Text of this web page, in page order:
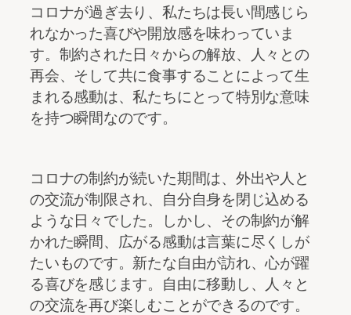
コロナが過ぎ去り、私たちは長い間感じら
れなかった喜びや開放感を味わっていま
す。制約された日々からの解放、人々との
再会、そして共に食事することによって生
まれる感動は、私たちにとって特別な意味
を持つ瞬間なのです。
コロナの制約が続いた期間は、外出や人と
の交流が制限され、自分自身を閉じ込める
ような日々でした。しかし、その制約が解
かれた瞬間、広がる感動は言葉に尽くしが
たいものです。新たな自由が訪れ、心が躍
る喜びを感じます。自由に移動し、人々と
の交流を再び楽しむことができるのです。